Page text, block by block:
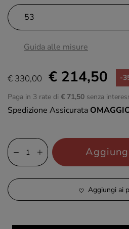
Guida alle misure
€ 330,00 € 214,50 -
Paga in 3 rate di € 71,50 senza
Spedizione Assicurata
Aggiungi ai